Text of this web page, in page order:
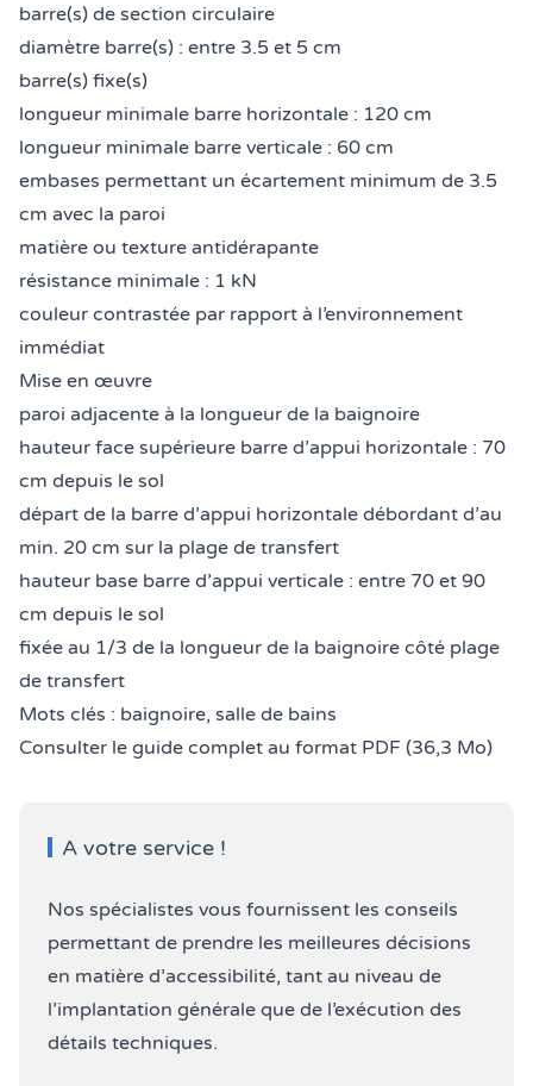
barre(s) de section circulaire
diamètre barre(s) : entre 3.5 et 5 cm
barre(s) fixe(s)
longueur minimale barre horizontale : 120 cm
longueur minimale barre verticale : 60 cm
embases permettant un écartement minimum de 3.5
cm avec la paroi
matière ou texture antidérapante
résistance minimale : 1 kN
couleur contrastée par rapport à l’environnement
immédiat
Mise en œuvre
paroi adjacente à la longueur de la baignoire
hauteur face supérieure barre d’appui horizontale : 70
cm depuis le sol
départ de la barre d’appui horizontale débordant d’au
min. 20 cm sur la plage de transfert
hauteur base barre d’appui verticale : entre 70 et 90
cm depuis le sol
fixée au 1/3 de la longueur de la baignoire côté plage
de transfert
Mots clés : baignoire, salle de bains
Consulter le guide complet au format PDF (36,3 Mo)
A votre service !
Nos spécialistes vous fournissent les conseils
permettant de prendre les meilleures décisions
en matière d’accessibilité, tant au niveau de
l’implantation générale que de l’exécution des
détails techniques.